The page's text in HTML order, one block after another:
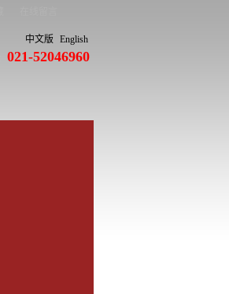
021-52046960
中文版 English